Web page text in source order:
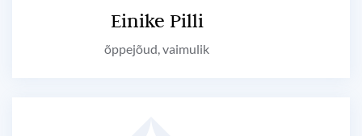
Einike Pilli
õppejõud, vaimulik